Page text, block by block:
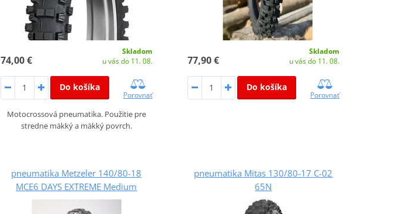
74,00 €
Skladom
u vás do 11. 08.
Do košíka
Porovnať
Motocrossová pneumatika. Použitie pre
stredne mäkký a mäkký povrch.
77,90 €
Skladom
u vás do 11. 08.
Do košíka
Porovnať
pneumatika Metzeler 140/80-18
MCE6 DAYS EXTREME Medium
pneumatika Mitas 130/80-17 C-02
65N